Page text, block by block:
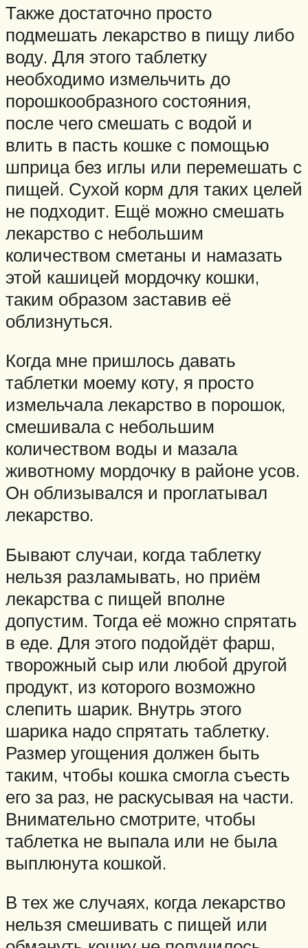
Также достаточно просто
подмешать лекарство в пищу либо
воду. Для этого таблетку
необходимо измельчить до
порошкообразного состояния,
после чего смешать с водой и
влить в пасть кошке с помощью
шприца без иглы или перемешать с
пищей. Сухой корм для таких целей
не подходит. Ещё можно смешать
лекарство с небольшим
количеством сметаны и намазать
этой кашицей мордочку кошки,
таким образом заставив её
облизнуться.
Когда мне пришлось давать
таблетки моему коту, я просто
измельчала лекарство в порошок,
смешивала с небольшим
количеством воды и мазала
животному мордочку в районе усов.
Он облизывался и проглатывал
лекарство.
Бывают случаи, когда таблетку
нельзя разламывать, но приём
лекарства с пищей вполне
допустим. Тогда её можно спрятать
в еде. Для этого подойдёт фарш,
творожный сыр или любой другой
продукт, из которого возможно
слепить шарик. Внутрь этого
шарика надо спрятать таблетку.
Размер угощения должен быть
таким, чтобы кошка смогла съесть
его за раз, не раскусывая на части.
Внимательно смотрите, чтобы
таблетка не выпала или не была
выплюнута кошкой.
В тех же случаях, когда лекарство
нельзя смешивать с пищей или